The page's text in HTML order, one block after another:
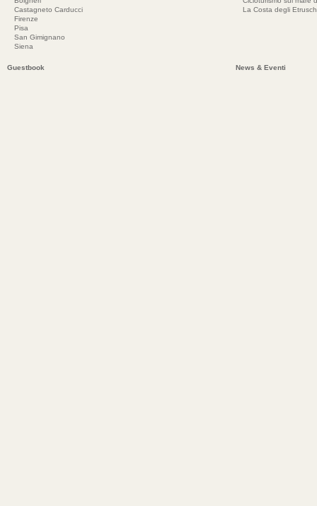
Castagneto Carducci
Firenze
Pisa
San Gimignano
Siena
La Costa degli
Guestbook News & Eventi